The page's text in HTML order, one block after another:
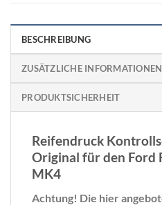
BESCHREIBUNG
ZUSÄTZLICHE INFORMATIONEN
PRODUKTSICHERHEIT
Reifendruck
Original für den Ford
MK4
Achtung! Die hier